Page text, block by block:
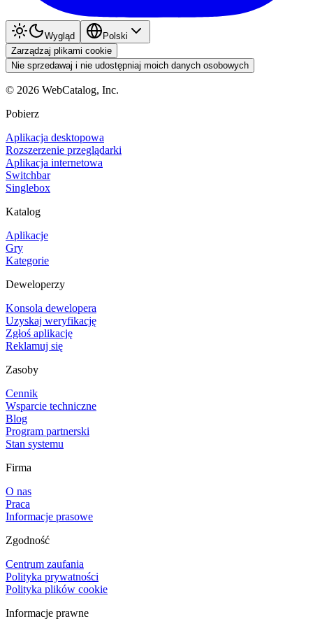
Wygląd
Polski
Zarządzaj plikami cookie
Nie sprzedawaj i nie udostępniaj moich danych osobowych
© 2026 WebCatalog, Inc.
Pobierz
Aplikacja desktopowa
Rozszerzenie przeglądarki
Aplikacja internetowa
Switchbar
Singlebox
Katalog
Aplikacje
Gry
Kategorie
Deweloperzy
Konsola dewelopera
Uzyskaj weryfikację
Zgłoś aplikację
Reklamuj się
Zasoby
Cennik
Wsparcie techniczne
Blog
Program partnerski
Stan systemu
Firma
O nas
Praca
Informacje prasowe
Zgodność
Centrum zaufania
Polityka prywatności
Polityka plików cookie
Informacje prawne